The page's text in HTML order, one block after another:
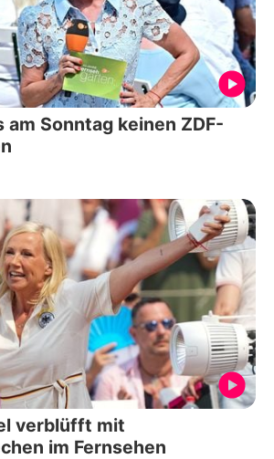
am Sonntag keinen ZDF-
verblüfft mit
im Fernsehen